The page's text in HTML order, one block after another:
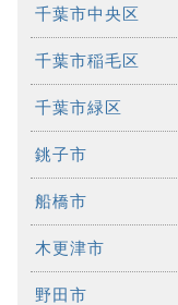
千葉市中央区
千葉市稲毛区
千葉市緑区
銚子市
船橋市
木更津市
野田市